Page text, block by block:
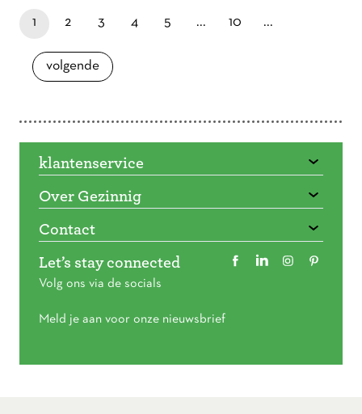
paginapage 1 of 16
je bent nu op pagina
1 pagina
2 pagina
3 pagina
4 pagina
5 ... pagina
10 ...
volgende
pagina
laatste pagina
klantenservice
Over Gezinnig
Contact
Let’s stay connected
Volg ons via de socials
Meld je aan voor onze nieuwsbrief